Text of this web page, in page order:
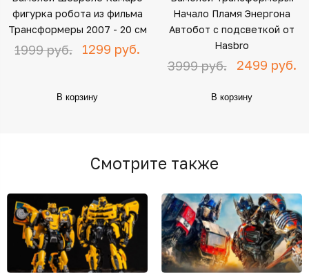
фигурка робота из фильма
Трансформеры 2007 - 20 см
1999 руб. 1299 руб.
В корзину
Начало Пламя Энергона
Автобот с подсветкой от
Hasbro
3999 руб. 2499 руб.
В корзину
Смотрите также